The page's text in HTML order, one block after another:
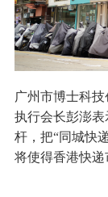
广州市博士科
执行会长彭澎
杆，把“同城快
将使得香港快递